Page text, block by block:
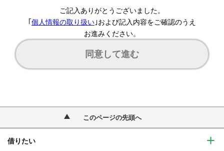
ご記入ありがとうございました。
｢個人情報の取り扱い｣および記入内容をご確認のうえ
お進みください。
同意して進む
このページの先頭へ
借りたい